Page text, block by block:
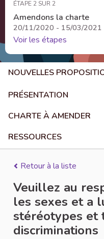
ÉTAPE 2 SUR 2
Amendons la charte
20/11/2020 - 15/03/2021
Voir les étapes
NOUVELLES
PRÉSENTATION
CHARTE À AMENDER
RESSOURCES
Retour à la liste
Veuillez au
les sexes et a
stéréotypes et
discriminations